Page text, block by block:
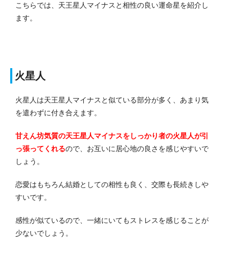
こちらでは、天王星人マイナスと相性の良い運命星を紹介し
ます。
火星人
火星人は天王星人マイナスと似ている部分が多く、あまり気
を遣わずに付き合えます。
甘えん坊気質の天王星人マイナスをしっかり者の火星人が引
っ張ってくれるので、お互いに居心地の良さを感じやすいで
しょう。
恋愛はもちろん結婚としての相性も良く、交際も長続きしや
すいです。
感性が似ているので、一緒にいてもストレスを感じることが
少ないでしょう。